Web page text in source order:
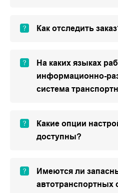
Как отследить
На каких языках
информационно-
система
Какие опции
доступны?
Имеются ли
автотранспортных